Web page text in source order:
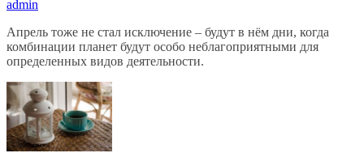
admin
Апрель тоже не стал исключение – будут в нём дни, когда
комбинации планет будут особо неблагоприятными для
определенных видов деятельности.